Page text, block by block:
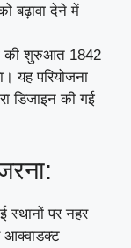
बढ़ावा देने में
की शुरुआत 1842
यह परियोजना
डिजाइन की गई
स्थानों पर नहर
आक्वाडक्ट